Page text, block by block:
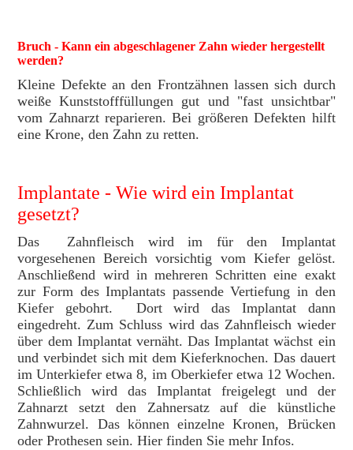
Bruch - Kann ein abgeschlagener Zahn wieder hergestellt
werden?
Kleine Defekte an den Frontzähnen lassen sich durch
weiße Kunststofffüllungen gut und "fast unsichtbar"
vom Zahnarzt reparieren. Bei größeren Defekten hilft
eine Krone, den Zahn zu retten.
Implantate - Wie wird ein Implantat
gesetzt?
Das Zahnfleisch wird im für den Implantat
vorgesehenen Bereich vorsichtig vom Kiefer gelöst.
Anschließend wird in mehreren Schritten eine exakt
zur Form des Implantats passende Vertiefung in den
Kiefer gebohrt. Dort wird das Implantat dann
eingedreht. Zum Schluss wird das Zahnfleisch wieder
über dem Implantat vernäht. Das Implantat wächst ein
und verbindet sich mit dem Kieferknochen. Das dauert
im Unterkiefer etwa 8, im Oberkiefer etwa 12 Wochen.
Schließlich wird das Implantat freigelegt und der
Zahnarzt setzt den Zahnersatz auf die künstliche
Zahnwurzel. Das können einzelne Kronen, Brücken
oder Prothesen sein. Hier finden Sie mehr Infos.